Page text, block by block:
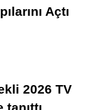
Açtı
2026 TV